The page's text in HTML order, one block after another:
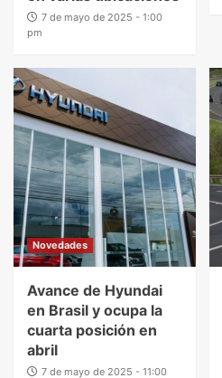
7 de mayo de 2025 - 1:00
pm
Novedades
Avance de Hyundai
en Brasil y ocupa la
cuarta posición en
abril
7 de mayo de 2025 - 11:00